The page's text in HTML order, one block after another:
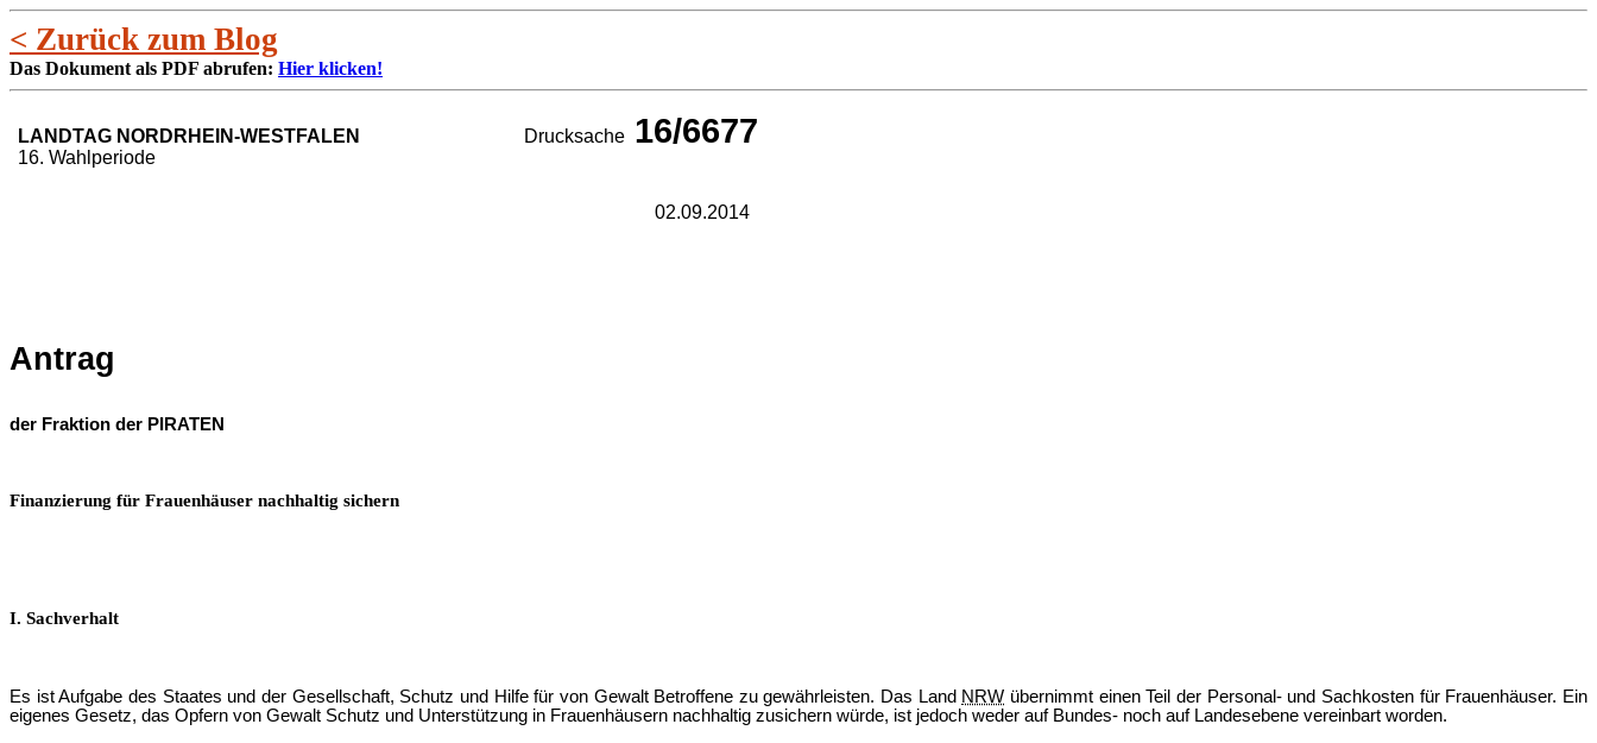
< Zurück zum Blog
Das Dokument als PDF abrufen: Hier klicken!
LANDTAG NORDRHEIN-WESTFALEN
16. Wahlperiode
Drucksache 16/6677
02.09.2014
Antrag
der Fraktion der PIRATEN
Finanzierung für Frauenhäuser nachhaltig sichern
I. Sachverhalt
Es ist Aufgabe des Staates und der Gesellschaft, Schutz und Hilfe für von Gewalt Betroffene zu gewährleisten. Das Land NRW übernimmt einen Teil der Personal- und Sachkosten für Frauenhäuser. Ein
eigenes Gesetz, das Opfern von Gewalt Schutz und Unterstützung in Frauenhäusern nachhaltig zusichern würde, ist jedoch weder auf Bundes- noch auf Landesebene vereinbart worden.